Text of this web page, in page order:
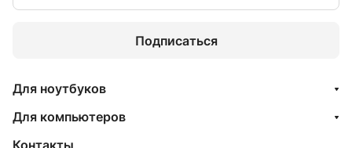
Подписаться
Для ноутбуков
Для компьютеров
Контакты